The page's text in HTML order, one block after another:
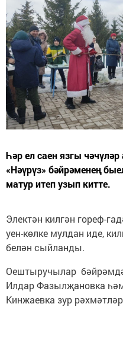
Һәр ел саен язгы
«Нәүрүз» бәйрәменең
матур итеп узып китте.
Электән килгән гореф-
уен-көлке мулдан иде,
белән сыйланды.
Оештыручылар
Илдар Фазылҗановка
Кинжаевка зур